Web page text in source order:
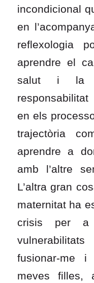
incondicional
en
reflexologia
aprendre el
salut i la
en els
trajectòria
aprendre a
amb l’altre
L’altra gran
maternitat ha
crisis per a
fusionar-me i
meves filles,